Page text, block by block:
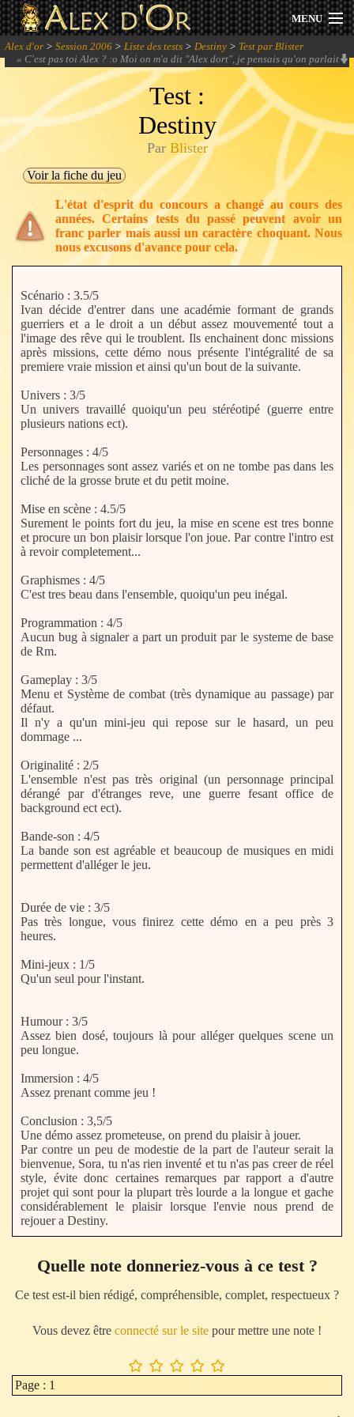
MENU
Actualités
Session 2026
Archives
Forum
Communauté
S'inscrire
Alex d'or > Session 2006 > Liste des tests > Destiny > Test par Blister
« C'est pas toi Alex ? :o Moi on m'a dit "Alex dort", je pensais qu'on parlait
de toi, du coup je faisais attention à pas faire de bruit.
Test :
Destiny
Par Blister
Voir la fiche du jeu
L'état d'esprit du concours a changé au cours des
années. Certains tests du passé peuvent avoir un
franc parler mais aussi un caractère choquant. Nous
nous excusons d'avance pour cela.
Scénario : 3.5/5
Ivan décide d'entrer dans une académie formant de grands
guerriers et a le droit a un début assez mouvementé tout a
l'image des rêve qui le troublent. Ils enchainent donc missions
après missions, cette démo nous présente l'intégralité de sa
premiere vraie mission et ainsi qu'un bout de la suivante.
Univers : 3/5
Un univers travaillé quoiqu'un peu stéréotipé (guerre entre
plusieurs nations ect).
Personnages : 4/5
Les personnages sont assez variés et on ne tombe pas dans les
cliché de la grosse brute et du petit moine.
Mise en scène : 4.5/5
Surement le points fort du jeu, la mise en scene est tres bonne
et procure un bon plaisir lorsque l'on joue. Par contre l'intro est
à revoir completement...
Graphismes : 4/5
C'est tres beau dans l'ensemble, quoiqu'un peu inégal.
Programmation : 4/5
Aucun bug à signaler a part un produit par le systeme de base
de Rm.
Gameplay : 3/5
Menu et Système de combat (très dynamique au passage) par
défaut.
Il n'y a qu'un mini-jeu qui repose sur le hasard, un peu
dommage ...
Originalité : 2/5
L'ensemble n'est pas très original (un personnage principal
dérangé par d'étranges reve, une guerre fesant office de
background ect ect).
Bande-son : 4/5
La bande son est agréable et beaucoup de musiques en midi
permettent d'alléger le jeu.
Durée de vie : 3/5
Pas très longue, vous finirez cette démo en a peu près 3
heures.
Mini-jeux : 1/5
Qu'un seul pour l'instant.
Humour : 3/5
Assez bien dosé, toujours là pour alléger quelques scene un
peu longue.
Immersion : 4/5
Assez prenant comme jeu !
Conclusion : 3,5/5
Une démo assez prometeuse, on prend du plaisir à jouer.
Par contre un peu de modestie de la part de l'auteur serait la
bienvenue, Sora, tu n'as rien inventé et tu n'as pas creer de réel
style, évite donc certaines remarques par rapport a d'autre
projet qui sont pour la plupart très lourde a la longue et gache
considérablement le plaisir lorsque l'envie nous prend de
rejouer a Destiny.
Quelle note donneriez-vous à ce test ?
Ce test est-il bien rédigé, compréhensible, complet, respectueux ?
Vous devez être connecté sur le site pour mettre une note !
Page : 1